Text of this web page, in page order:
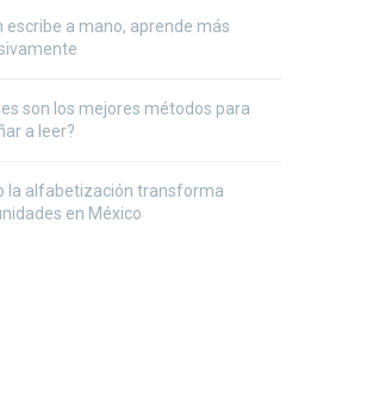
escribe a mano, aprende más
son los mejores métodos para
a leer?
la alfabetización transforma
en México